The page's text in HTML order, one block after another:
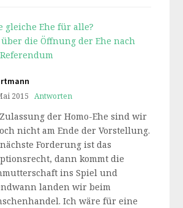
gleiche Ehe für alle?
die Öffnung der Ehe nach
2015 Antworten
der Homo-Ehe sind wir
nicht am Ende der Vorstellung.
Forderung ist das
dann kommt die
ins Spiel und
landen wir beim
Ich wäre für eine